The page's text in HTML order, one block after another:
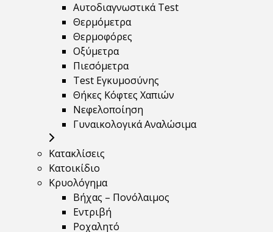
Αυτοδιαγνωστικά Test
Θερμόμετρα
Θερμοφόρες
Οξύμετρα
Πιεσόμετρα
Test Εγκυμοσύνης
Θήκες Κόφτες Χαπιών
Νεφελοποίηση
Γυναικολογικά Αναλώσιμα
Κατακλίσεις
Κατοικίδιο
Κρυολόγημα
Βήχας – Πονόλαιμος
Εντριβή
Ροχαλητό